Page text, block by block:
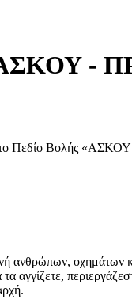
«ΑΣΚΟΥ
Πεδίο Βολής
ανθρώπων, οχημάτων